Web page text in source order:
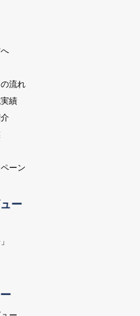
流れ
績
ーン
ー